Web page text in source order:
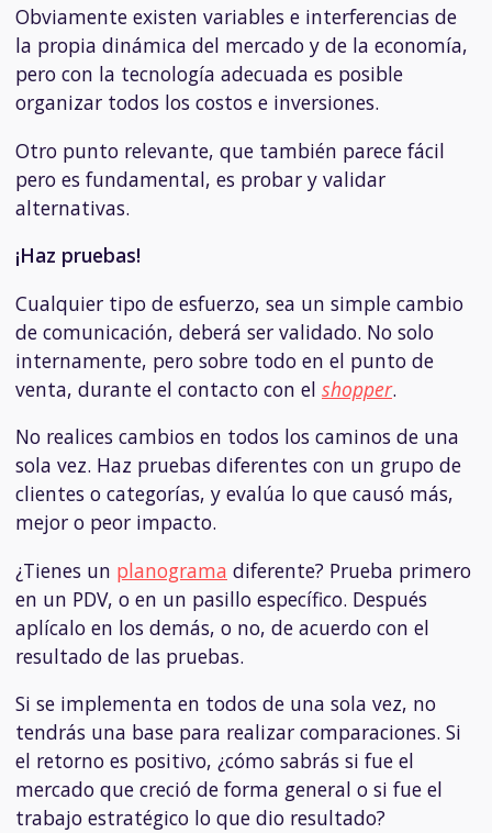
Obviamente existen variables e interferencias de
la propia dinámica del mercado y de la economía,
pero con la tecnología adecuada es posible
organizar todos los costos e inversiones.
Otro punto relevante, que también parece fácil
pero es fundamental, es probar y validar
alternativas.
¡Haz pruebas!
Cualquier tipo de esfuerzo, sea un simple cambio
de comunicación, deberá ser validado. No solo
internamente, pero sobre todo en el punto de
venta, durante el contacto con el shopper.
No realices cambios en todos los caminos de una
sola vez. Haz pruebas diferentes con un grupo de
clientes o categorías, y evalúa lo que causó más,
mejor o peor impacto.
¿Tienes un planograma diferente? Prueba primero
en un PDV, o en un pasillo específico. Después
aplícalo en los demás, o no, de acuerdo con el
resultado de las pruebas.
Si se implementa en todos de una sola vez, no
tendrás una base para realizar comparaciones. Si
el retorno es positivo, ¿cómo sabrás si fue el
mercado que creció de forma general o si fue el
trabajo estratégico lo que dio resultado?